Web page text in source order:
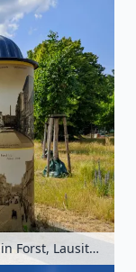
Litfaßsäule mit historischen Ansichten in Forst, Lausitz, Brandenburg, Deutschland